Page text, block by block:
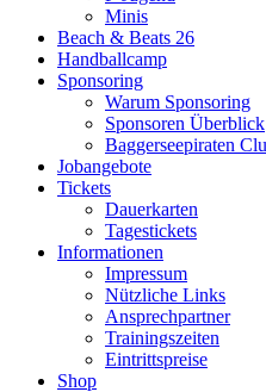
Minis
Beach & Beats 26
Handballcamp
Sponsoring
Warum Sponsoring
Sponsoren Überblick
Baggerseepiraten
Jobangebote
Tickets
Dauerkarten
Tagestickets
Informationen
Impressum
Nützliche Links
Ansprechpartner
Trainingszeiten
Eintrittspreise
Shop